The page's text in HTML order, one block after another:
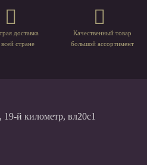
доставка
стране
Качественный товар
большой ассортимент
й километр, вл20с1